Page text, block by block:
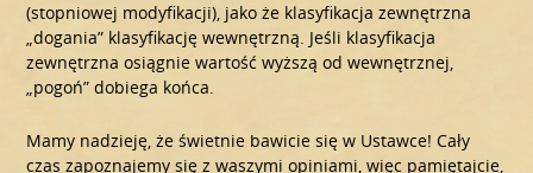
(stopniowej modyfikacji), jako że klasyfikacja zewnętrzna
„dogania” klasyfikację wewnętrzną. Jeśli klasyfikacja
zewnętrzna osiągnie wartość wyższą od wewnętrznej,
„pogoń” dobiega końca.
Mamy nadzieję, że świetnie bawicie się w Ustawce! Cały
czas zapoznajemy się z waszymi opiniami, więc pamiętajcie,